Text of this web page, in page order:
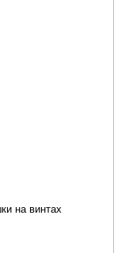
на винтах